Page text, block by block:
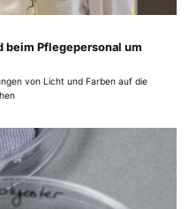
beim Pflegepersonal um
von Licht und Farben auf die